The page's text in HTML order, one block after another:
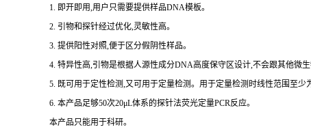
1. 即开即用,用户只需要提供样品DNA模板。
2. 引物和探针经过优化,灵敏性高。
3. 提供阳性对照,便于区分假阴性样品。
4. 特异性高,引物是根据人源性成分DNA高度保守区设计,不会跟其他微
5. 既可用于定性检测,又可用于定量检测。用于定量检测时线性范围至少
6. 本产品足够50次20μL体系的探针法荧光定量PCR反应。
本产品只能用于科研。